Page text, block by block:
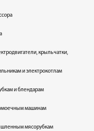
крыльчатки,
и электрокотлам
и блендарам
машинам
мясорубкам